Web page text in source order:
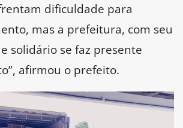
dificuldade para
mas a prefeitura, com seu
solidário se faz presente
afirmou o prefeito.